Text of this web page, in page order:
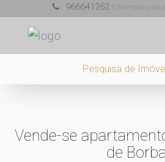
966641262 (Chamada para
Pesquisa de
Vende-se
de Borba